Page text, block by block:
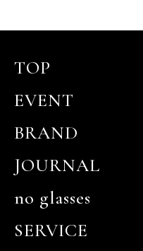
TOP
EVENT
BRAND
JOURNAL
no glasses
SERVICE